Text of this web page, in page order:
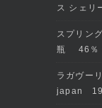
ス シェリ
スプリン
瓶 46％
ラガヴー
japan